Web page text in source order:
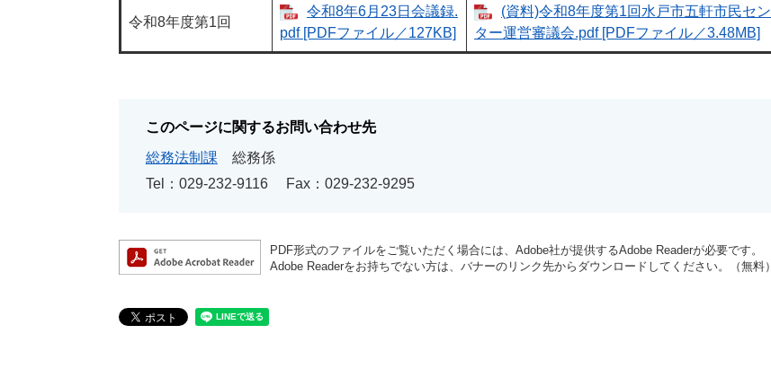
令和8年度第1回
令和8年6月23日会議録.
pdf [PDFファイル／127KB]
(資料)令和8年度第1回水戸市五軒市民セン
ター運営審議会.pdf [PDFファイル／3.48MB]
このページに関するお問い合わせ先
総務法制課
総務係
Tel：029-232-9116
Fax：029-232-9295
PDF形式のファイルをご覧いただく場合には、Adobe社が提供するAdobe Readerが必要です。
Adobe Readerをお持ちでない方は、バナーのリンク先からダウンロードしてください。（無料）